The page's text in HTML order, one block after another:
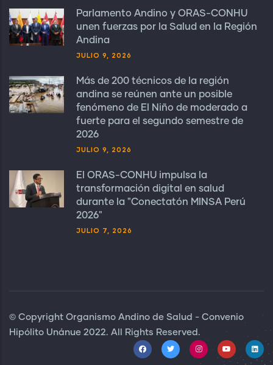
Parlamento Andino y ORAS-CONHU
unen fuerzas por la Salud en la Región
Andina
JULIO 9, 2026
Más de 200 técnicos de la región
andina se reúnen ante un posible
fenómeno de El Niño de moderado a
fuerte para el segundo semestre de
2026
JULIO 9, 2026
El ORAS-CONHU impulsa la
transformación digital en salud
durante la "Conectatón MINSA Perú
2026"
JULIO 7, 2026
© Copyright Organismo Andino de Salud - Convenio
Hipólito Unánue 2022. All Rights Reserved.